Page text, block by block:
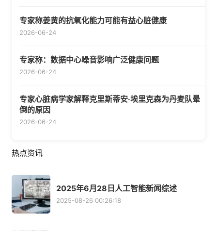
专家称姜黄的抗氧化能力可能有益心脏健康
2026-06-24
专家称：数据中心噪音影响广泛健康问题
2026-06-24
专家心脏病学家解释克里斯蒂安·埃里克森为丹麦队晕
倒的原因
2026-06-24
热点资讯
2025年6月28日人工智能新闻综述
2025-08-26 00:26:18